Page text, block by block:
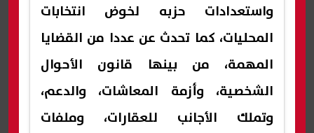
واستعدادات حزبه لخوض انتخابات
المحليات، كما تحدث عن عددا من القضايا
المهمة، من بينها قانون الأحوال
الشخصية، وأزمة المعاشات، والدعم،
وتملك الأجانب للعقارات، وملفات